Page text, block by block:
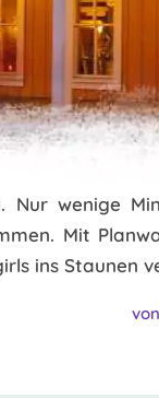
. Nur wenige
Mit
ins Staunen
von